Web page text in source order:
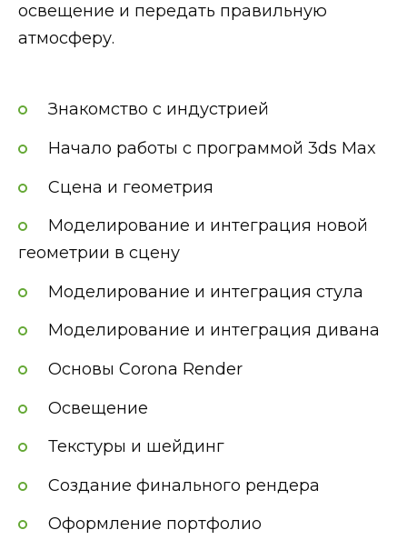
освещение и передать правильную
атмосферу.
Знакомство с индустрией
Начало работы с программой 3ds Max
Сцена и геометрия
Моделирование и интеграция новой
геометрии в сцену
Моделирование и интеграция стула
Моделирование и интеграция дивана
Основы Corona Render
Освещение
Текстуры и шейдинг
Создание финального рендера
Оформление портфолио